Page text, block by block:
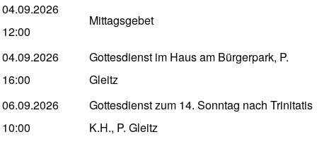
04.09.2026
12:00
Mittagsgebet
04.09.2026
16:00
Gottesdienst im Haus am Bürgerpark, P.
Gleitz
06.09.2026
10:00
Gottesdienst zum 14. Sonntag nach Trinitatis
K.H., P. Gleitz